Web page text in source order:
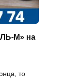
М» на
то